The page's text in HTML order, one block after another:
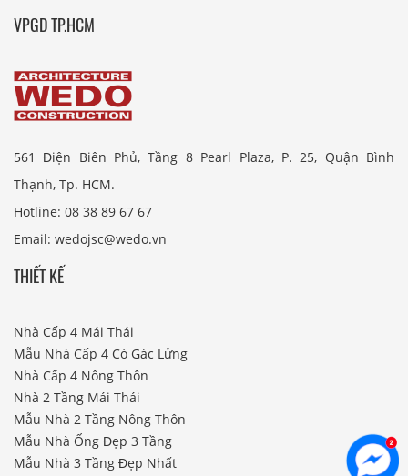
VPGD TP.HCM
561 Điện Biên Phủ, Tầng 8 Pearl Plaza, P. 25, Quận Bình
Thạnh, Tp. HCM.
Hotline: 08 38 89 67 67
Email: wedojsc@wedo.vn
THIẾT KẾ
Nhà Cấp 4 Mái Thái
Mẫu Nhà Cấp 4 Có Gác Lửng
Nhà Cấp 4 Nông Thôn
Nhà 2 Tầng Mái Thái
Mẫu Nhà 2 Tầng Nông Thôn
Mẫu Nhà Ống Đẹp 3 Tầng
Mẫu Nhà 3 Tầng Đẹp Nhất